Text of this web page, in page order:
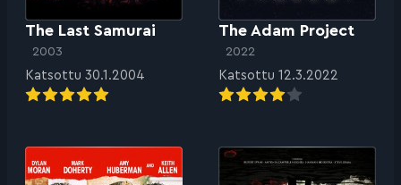
The Last Samurai
2003
Katsottu 30.1.2004
The Adam Project
2022
Katsottu 12.3.2022